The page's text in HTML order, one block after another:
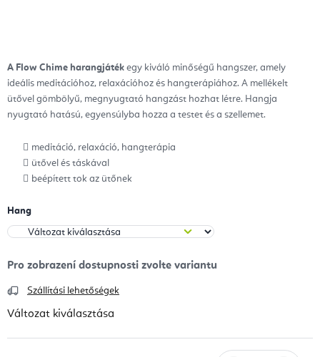
A Flow Chime harangjáték egy kiváló minőségű hangszer, amely
ideális meditációhoz, relaxációhoz és hangterápiához. A mellékelt
ütővel gömbölyű, megnyugtató hangzást hozhat létre. Hangja
nyugtató hatású, egyensúlyba hozza a testet és a szellemet.
meditáció, relaxáció, hangterápia
ütővel és táskával
beépített tok az ütőnek
Hang
Szállítási lehetőségek
Változat kiválasztása